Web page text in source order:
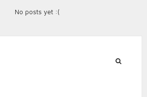
No posts yet :(